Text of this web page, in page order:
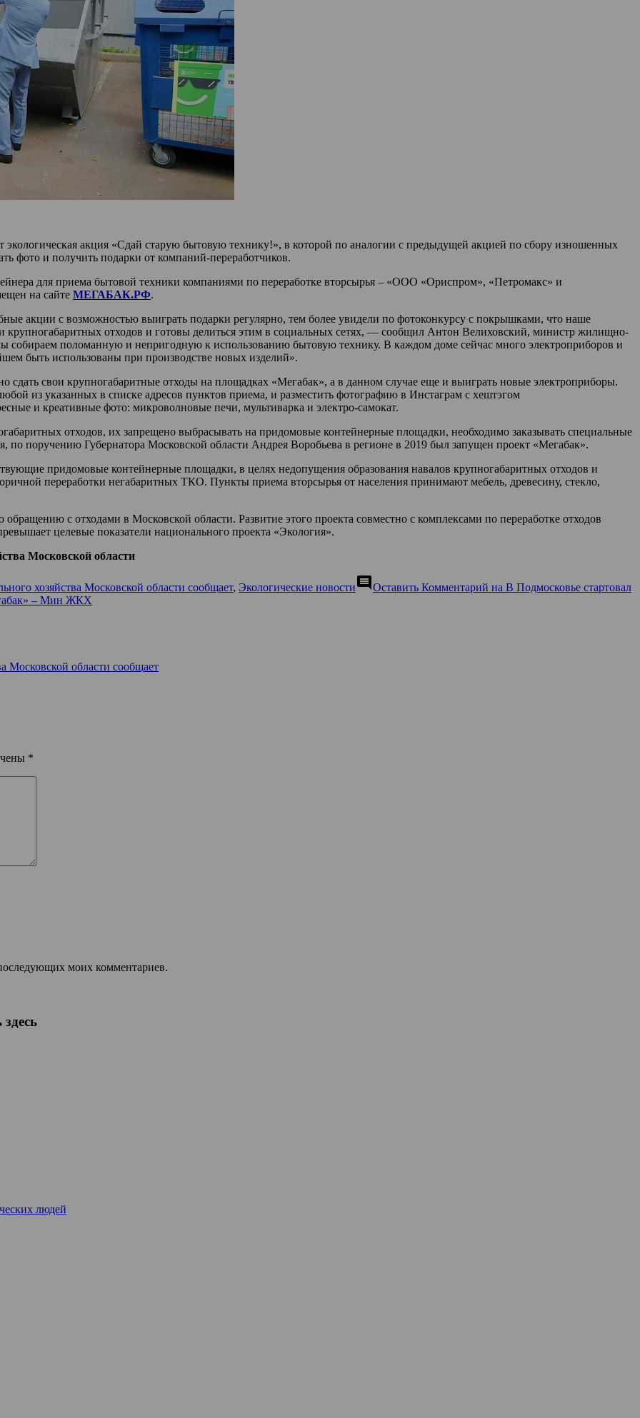
экологическая акция «Сдай старую бытовую технику!», в которой по аналогии с предыдущей акцией по сбору изношенных
фото и получить подарки от компаний-переработчиков.
для приема бытовой техники компаниями по переработке вторсырья – «ООО «Ориспром», «Петромакс» и
на сайте МЕГАБАК.РФ.
акции с возможностью выиграть подарки регулярно, тем более увидели по фотоконкурсу с покрышками, что наше
крупногабаритных отходов и готовы делиться этим в социальных сетях, — сообщил Антон Велиховский, министр жилищно-
собираем поломанную и непригодную к использованию бытовую технику. В каждом доме сейчас много электроприборов и
быть использованы при производстве новых изделий».
свои крупногабаритные отходы на площадках «Мегабак», а в данном случае еще и выиграть новые электроприборы.
из указанных в списке адресов пунктов приема, и разместить фотографию в Инстаграм с хештэгом
и креативные фото: микроволновые печи, мультиварка и электро-самокат.
отходов, их запрещено выбрасывать на придомовые контейнерные площадки, необходимо заказывать специальные
по поручению Губернатора Московской области Андрея Воробьева в регионе в 2019 был запущен проект «Мегабак».
придомовые контейнерные площадки, в целях недопущения образования навалов крупногабаритных отходов и
переработки негабаритных ТКО. Пункты приема вторсырья от населения принимают мебель, древесину, стекло,
с отходами в Московской области. Развитие этого проекта совместно с комплексами по переработке отходов
целевые показатели национального проекта «Экология».
Московской области
хозяйства Московской области сообщает, Экологические новостиcomment Оставить Комментарий на В Подмосковье стартовал
– Мин ЖКХ
Московской области сообщает
*
моих комментариев.
людей